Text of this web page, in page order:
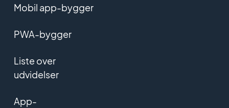
Mobil app-bygger
PWA-bygger
Liste over
udvidelser
App-